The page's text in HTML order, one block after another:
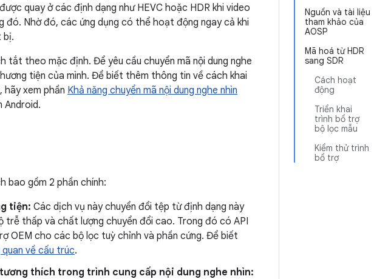
Nguồn và tài liệu
tham khảo của
AOSP
Mã hoá từ HDR
sang SDR
Cách hoạt
động
Triển khai
trình bổ trợ
bộ lọc mẫu
Kiểm thử trình
bổ trợ
quay ở các định dạng như HEVC hoặc HDR khi video
đó. Nhờ đó, các ứng dụng có thể hoạt động ngay cả khi
bị.
tắt theo mặc định. Để yêu cầu chuyển mã nội dung nghe
tiện của mình. Để biết thêm thông tin về cách khai
hãy xem phần Khả năng chuyển mã nội dung nghe nhìn
Android.
bao gồm 2 phần chính:
tiện: Các dịch vụ này chuyển đổi tệp từ định dạng này
trễ thấp và chất lượng chuyển đổi cao. Trong đó có API
OEM cho các bộ lọc tuỳ chỉnh và phần cứng. Để biết
quan về cấu trúc.
thích trong trình cung cấp nội dung nghe nhìn: